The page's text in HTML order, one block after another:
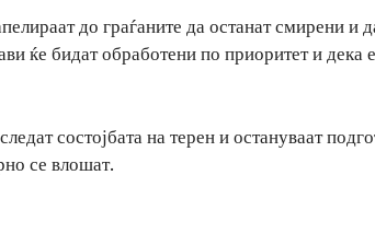
до граѓаните да останат смирени и
ќе бидат обработени по приоритет и дека
состојбата на терен и остануваат
се влошат.